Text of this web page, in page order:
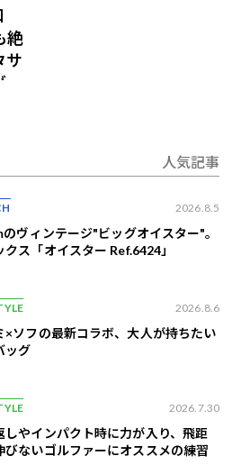
絶
サ
人気記事
2026.8.5
ヴィンテージ"ビッグオイスター"。
クス「オイスター Ref.6424」
2026.8.6
×ソフの最新コラボ、大人が持ちたい
ッグ
2026.7.30
しやインパクト時に力が入り、飛距
びないゴルファーにオススメの練習